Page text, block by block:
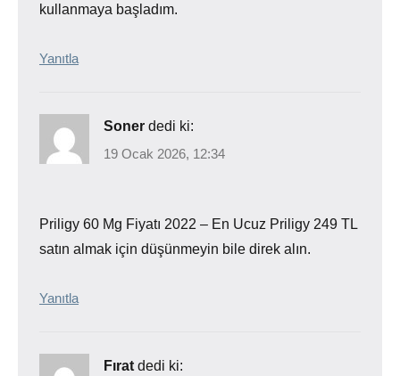
kullanmaya başladım.
Yanıtla
Soner dedi ki:
19 Ocak 2026, 12:34
Priligy 60 Mg Fiyatı 2022 – En Ucuz Priligy 249 TL
satın almak için düşünmeyin bile direk alın.
Yanıtla
Fırat dedi ki: